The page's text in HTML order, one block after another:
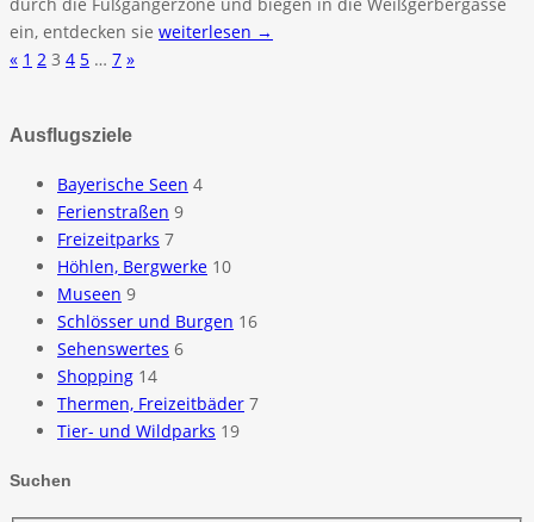
ein, entdecken sie weiterlesen →
« 1 2 3 4 5 … 7 »
Ausflugsziele
Bayerische Seen 4
Ferienstraßen 9
Freizeitparks 7
Höhlen, Bergwerke 10
Museen 9
Schlösser und Burgen 16
Sehenswertes 6
Shopping 14
Thermen, Freizeitbäder 7
Tier- und Wildparks 19
Suchen